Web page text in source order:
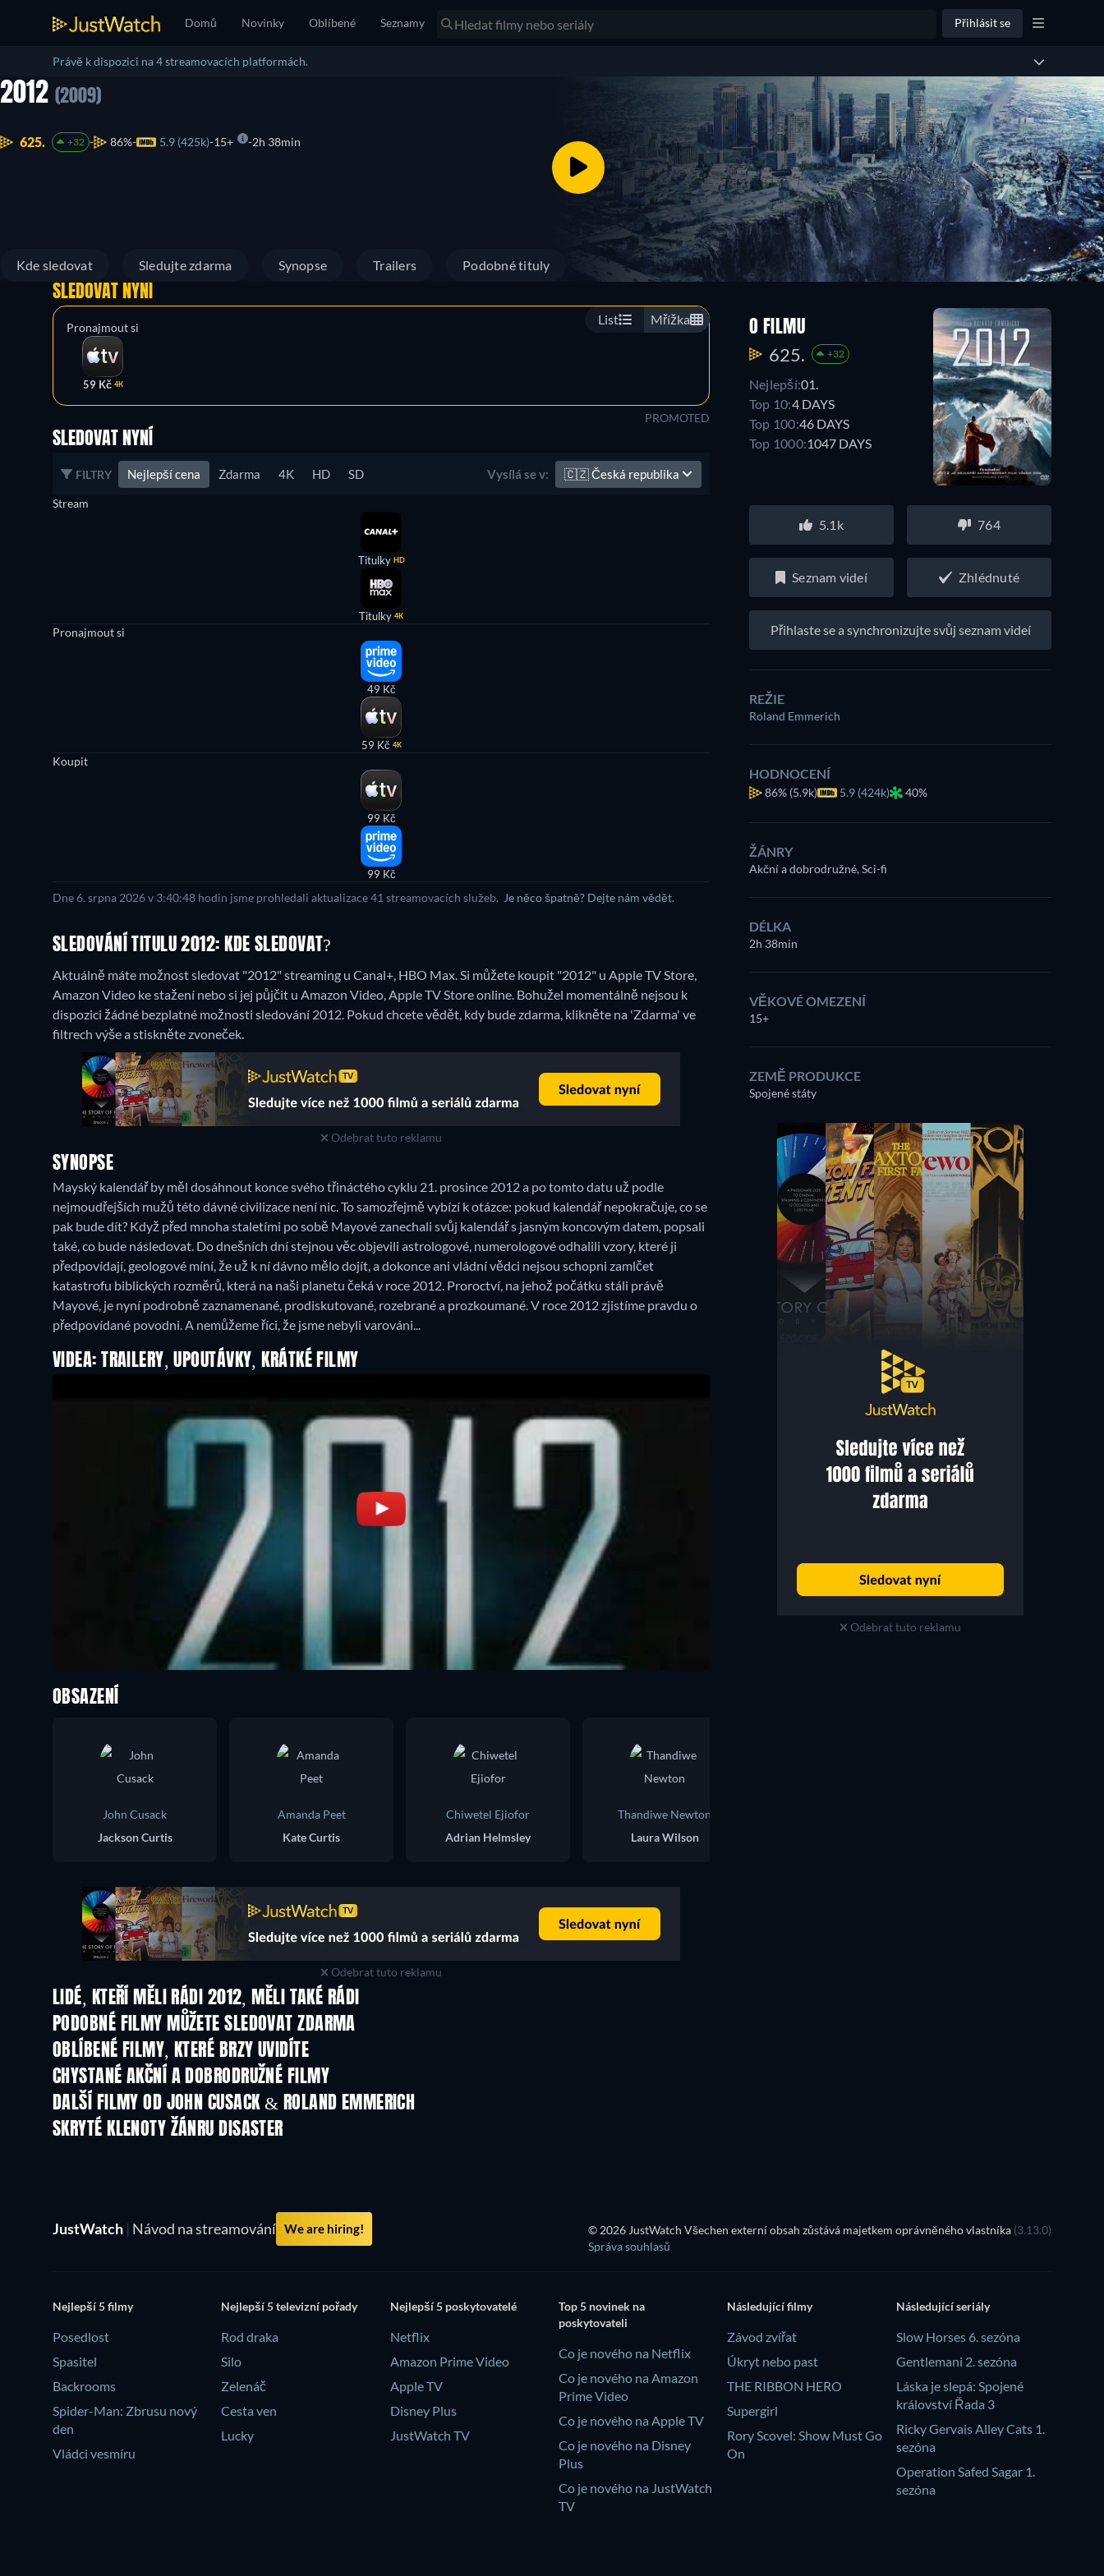
Domů Novinky Oblíbené Seznamy Přihlásit se
Právě k dispozici na 4 streamovacích platformách.
2012 (2009)
625. +32 86% 5.9 (425k) 15+ 2h 38min
Kde sledovat Sledujte zdarma Synopse Trailers Podobné tituly
List Mřížka
SLEDOVAT NYNÍ
Pronajmout si
59 Kč 4K
PROMOTED
SLEDOVAT NYNÍ
FILTRY Nejlepší cena Zdarma 4K HD SD Vysílá se v: 🇨🇿Česká republika
Stream
Titulky HD
Titulky 4K
Pronajmout si
49 Kč
59 Kč 4K
Koupit
99 Kč
99 Kč
Dne 6. srpna 2026 v 3:40:48 hodin jsme prohledali aktualizace 41 streamovacích služeb. Je něco špatně? Dejte nám vědět.
SLEDOVÁNÍ TITULU 2012: KDE SLEDOVAT?
Aktuálně máte možnost sledovat "2012" streaming u Canal+, HBO Max. Si můžete koupit "2012" u Apple TV Store,
Amazon Video ke stažení nebo si jej půjčit u Amazon Video, Apple TV Store online. Bohužel momentálně nejsou k
dispozici žádné bezplatné možnosti sledování 2012. Pokud chcete vědět, kdy bude zdarma, klikněte na 'Zdarma' ve
filtrech výše a stiskněte zvoneček.
Odebrat tuto reklamu
SYNOPSE
Mayský kalendář by měl dosáhnout konce svého třináctého cyklu 21. prosince 2012 a po tomto datu už podle
nejmoudřejších mužů této dávné civilizace není nic. To samozřejmě vybízí k otázce: pokud kalendář nepokračuje, co se
pak bude dít? Když před mnoha staletími po sobě Mayové zanechali svůj kalendář s jasným koncovým datem, popsali
také, co bude následovat. Do dnešních dní stejnou věc objevili astrologové, numerologové odhalili vzory, které ji
předpovídají, geologové míní, že už k ní dávno mělo dojít, a dokonce ani vládní vědci nejsou schopni zamlčet
katastrofu biblických rozměrů, která na naši planetu čeká v roce 2012. Proroctví, na jehož počátku stáli právě
Mayové, je nyní podrobně zaznamenané, prodiskutované, rozebrané a prozkoumané. V roce 2012 zjistíme pravdu o
předpovídané povodni. A nemůžeme říci, že jsme nebyli varováni...
VIDEA: TRAILERY, UPOUTÁVKY, KRÁTKÉ FILMY
O FILMU
625. +32
Nejlepší:01.
Top 10:4 DAYS
Top 100:46 DAYS
Top 1000:1047 DAYS
5.1k 764
Seznam videí Zhlédnuté
Přihlaste se a synchronizujte svůj seznam videí
REŽIE
Roland Emmerich
HODNOCENÍ
86% (5.9k) 5.9 (424k) 40%
ŽÁNRY
Akční a dobrodružné, Sci-fi
DÉLKA
2h 38min
VĚKOVÉ OMEZENÍ
15+
ZEMĚ PRODUKCE
Spojené státy
Odebrat tuto reklamu
OBSAZENÍ
John Cusack
Jackson Curtis
Amanda Peet
Kate Curtis
Chiwetel Ejiofor
Adrian Helmsley
Thandiwe Newton
Laura Wilson
Odebrat tuto reklamu
LIDÉ, KTEŘÍ MĚLI RÁDI 2012, MĚLI TAKÉ RÁDI
PODOBNÉ FILMY MŮŽETE SLEDOVAT ZDARMA
OBLÍBENÉ FILMY, KTERÉ BRZY UVIDÍTE
CHYSTANÉ AKČNÍ A DOBRODRUŽNÉ FILMY
DALŠÍ FILMY OD JOHN CUSACK & ROLAND EMMERICH
SKRYTÉ KLENOTY ŽÁNRU DISASTER
JustWatch | Návod na streamování We are hiring! © 2026 JustWatch Všechen externí obsah zůstává majetkem oprávněného vlastníka (3.13.0)
Správa souhlasů
Nejlepší 5 filmy
Posedlost
Spasitel
Backrooms
Spider-Man: Zbrusu nový
den
Vládci vesmíru
Nejlepší 5 televizní pořady
Rod draka
Silo
Zelenáč
Cesta ven
Lucky
Nejlepší 5 poskytovatelé
Netflix
Amazon Prime Video
Apple TV
Disney Plus
JustWatch TV
Top 5 novinek na
poskytovateli
Co je nového na Netflix
Co je nového na Amazon
Prime Video
Co je nového na Apple TV
Co je nového na Disney
Plus
Co je nového na JustWatch
TV
Následující filmy
Závod zvířat
Úkryt nebo past
THE RIBBON HERO
Supergirl
Rory Scovel: Show Must Go
On
Následující seriály
Slow Horses 6. sezóna
Gentlemani 2. sezóna
Láska je slepá: Spojené
království Řada 3
Ricky Gervais Alley Cats 1.
sezóna
Operation Safed Sagar 1.
sezóna